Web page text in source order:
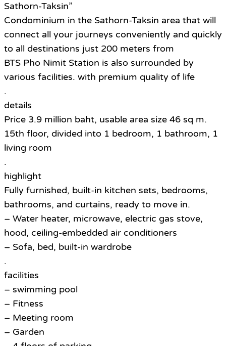
Sathorn-Taksin”
Condominium in the Sathorn-Taksin area that will
connect all your journeys conveniently and quickly
to all destinations just 200 meters from
BTS Pho Nimit Station is also surrounded by
various facilities. with premium quality of life
.
details
Price 3.9 million baht, usable area size 46 sq m.
15th floor, divided into 1 bedroom, 1 bathroom, 1
living room
.
highlight
Fully furnished, built-in kitchen sets, bedrooms,
bathrooms, and curtains, ready to move in.
– Water heater, microwave, electric gas stove,
hood, ceiling-embedded air conditioners
– Sofa, bed, built-in wardrobe
.
facilities
– swimming pool
– Fitness
– Meeting room
– Garden